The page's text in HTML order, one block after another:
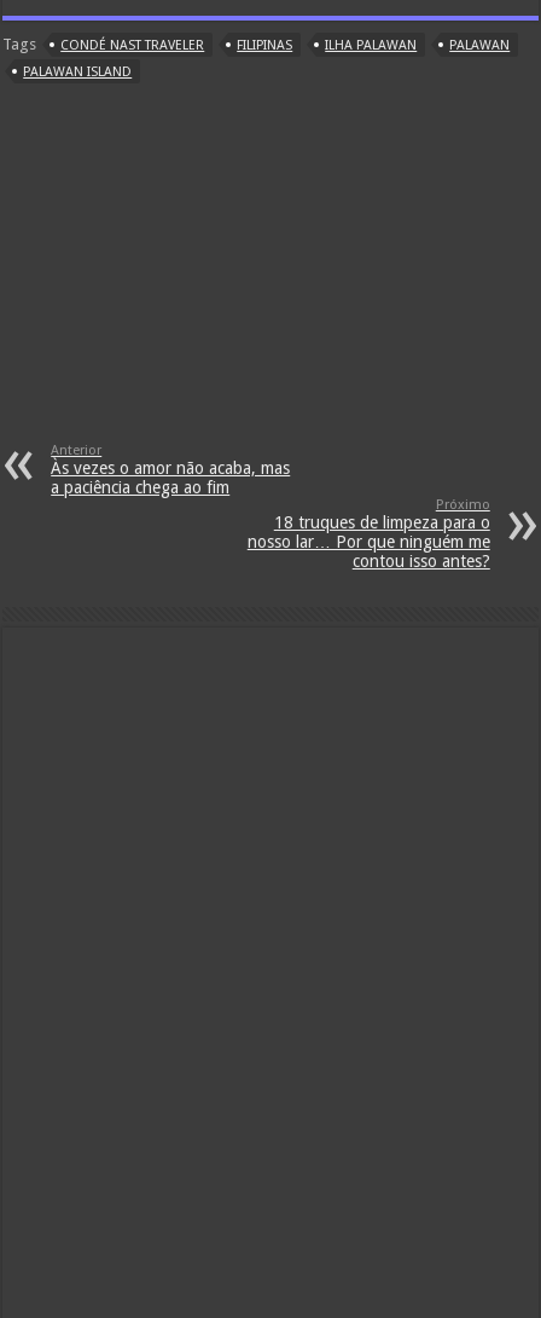
Tags CONDÉ NAST TRAVELER FILIPINAS ILHA PALAWAN
PALAWAN
PALAWAN ISLAND
Anterior
Às vezes o amor não acaba, mas
a paciência chega ao fim
Próximo
18 truques de limpeza para o
nosso lar… Por que ninguém me
contou isso antes?